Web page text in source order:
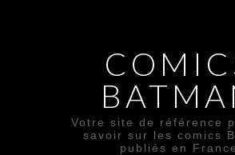
Votre site de référence
savoir sur les comics
publiés en France